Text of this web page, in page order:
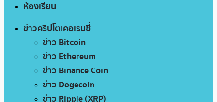
ห้องเรียน
ข่าวคริปโตเคอเรนซี่
ข่าว Bitcoin
ข่าว Ethereum
ข่าว Binance Coin
ข่าว Dogecoin
ข่าว Ripple (XRP)